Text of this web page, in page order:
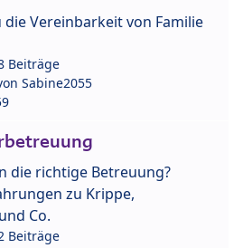
Vereinbarkeit von Familie
Beiträge
Sabine2055
die richtige Betreuung?
zu Krippe,
Co.
Beiträge